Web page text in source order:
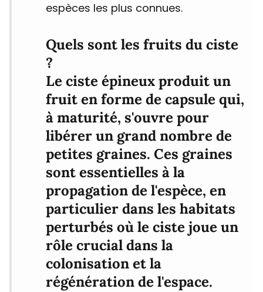
espèces les plus connues.
Quels sont les fruits du ciste
?
Le ciste épineux produit un
fruit en forme de capsule qui,
à maturité, s'ouvre pour
libérer un grand nombre de
petites graines. Ces graines
sont essentielles à la
propagation de l'espèce, en
particulier dans les habitats
perturbés où le ciste joue un
rôle crucial dans la
colonisation et la
régénération de l'espace.